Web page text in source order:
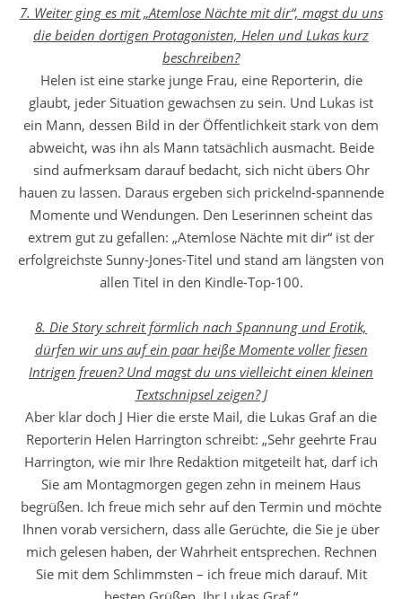
7. Weiter ging es mit „Atemlose Nächte mit dir“, magst du uns
die beiden dortigen Protagonisten, Helen und Lukas kurz
beschreiben?
Helen ist eine starke junge Frau, eine Reporterin, die
glaubt, jeder Situation gewachsen zu sein. Und Lukas ist
ein Mann, dessen Bild in der Öffentlichkeit stark von dem
abweicht, was ihn als Mann tatsächlich ausmacht. Beide
sind aufmerksam darauf bedacht, sich nicht übers Ohr
hauen zu lassen. Daraus ergeben sich prickelnd-spannende
Momente und Wendungen. Den Leserinnen scheint das
extrem gut zu gefallen: „Atemlose Nächte mit dir“ ist der
erfolgreichste Sunny-Jones-Titel und stand am längsten von
allen Titel in den Kindle-Top-100.
8. Die Story schreit förmlich nach Spannung und Erotik,
dürfen wir uns auf ein paar heiße Momente voller fiesen
Intrigen freuen? Und magst du uns vielleicht einen kleinen
Textschnipsel zeigen? J
Aber klar doch J Hier die erste Mail, die Lukas Graf an die
Reporterin Helen Harrington schreibt: „Sehr geehrte Frau
Harrington, wie mir Ihre Redaktion mitgeteilt hat, darf ich
Sie am Montagmorgen gegen zehn in meinem Haus
begrüßen. Ich freue mich sehr auf den Termin und möchte
Ihnen vorab versichern, dass alle Gerüchte, die Sie je über
mich gelesen haben, der Wahrheit entsprechen. Rechnen
Sie mit dem Schlimmsten – ich freue mich darauf. Mit